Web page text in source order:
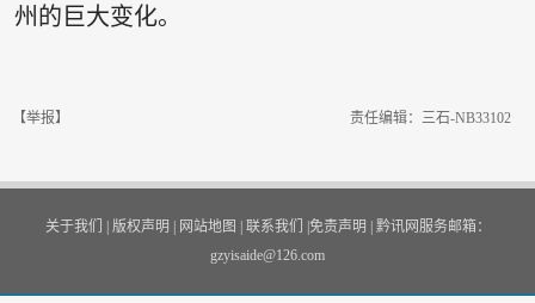
州的巨大变化。
【举报】 责任编辑：三石-NB33102
关于我们 版权声明 网站地图 联系我们 免责声明
黔讯网服务邮箱：
gzyisaide@126.com